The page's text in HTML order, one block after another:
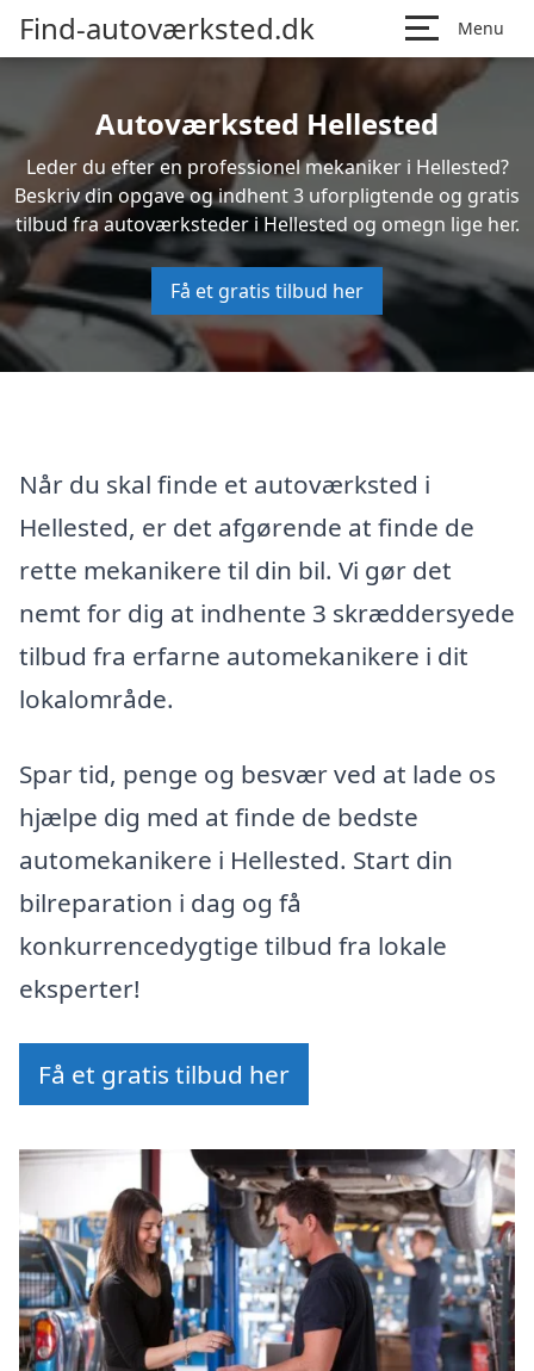
Find-autoværksted.dk Menu
Autoværksted Hellested
Leder du efter en professionel mekaniker i Hellested?
Beskriv din opgave og indhent 3 uforpligtende og gratis
tilbud fra autoværksteder i Hellested og omegn lige her.
Få et gratis tilbud her
Når du skal finde et autoværksted i
Hellested, er det afgørende at finde de
rette mekanikere til din bil. Vi gør det
nemt for dig at indhente 3 skræddersyede
tilbud fra erfarne automekanikere i dit
lokalområde.
Spar tid, penge og besvær ved at lade os
hjælpe dig med at finde de bedste
automekanikere i Hellested. Start din
bilreparation i dag og få
konkurrencedygtige tilbud fra lokale
eksperter!
Få et gratis tilbud her